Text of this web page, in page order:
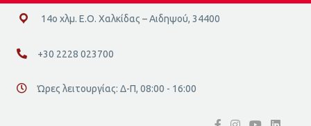
14ο χλμ. Ε.Ο. Χαλκίδας – Αιδηψού, 34400
14ο χλμ. Ε.Ο. Χαλκίδας – Αιδηψού, 34400
+30 2228 023700
+30 2228 023700
Διεύθυνση οδός 16, Ελλάδα
Ώρες λειτουργίας: Δ-Π, 08:00 - 16:00